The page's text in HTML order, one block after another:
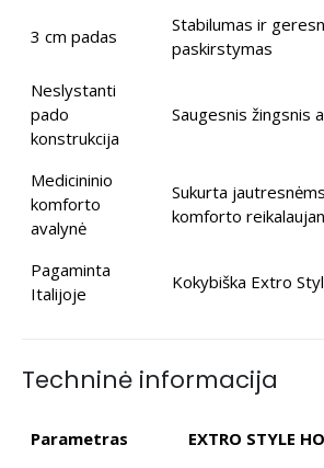
3 cm padas
Stabilumas ir
paskirstymas
Neslystanti
pado
konstrukcija
Saugesnis žingsnis
Medicininio
komforto
avalynė
Sukurta
komforto
Pagaminta
Italijoje
Kokybiška Extro
Techninė informacija
Parametras EXTRO STYLE